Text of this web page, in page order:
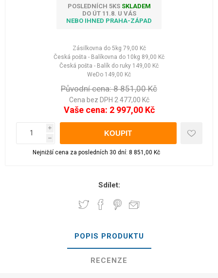
POSLEDNÍCH 5KS SKLADEM
DO ÚT 11.8. U VÁS
NEBO IHNED PRAHA-ZÁPAD
Zásilkovna do 5kg 79,00 Kč
Česká pošta - Balíkovna do 10kg 89,00 Kč
Česká pošta - Balík do ruky 149,00 Kč
WeDo 149,00 Kč
Původní cena: 8 851,00 Kč
Cena bez DPH 2 477,00 Kč
Vaše cena: 2 997,00 Kč
i
h
Nejnižší cena za posledních 30 dní: 8 851,00 Kč
Sdílet:
POPIS PRODUKTU
RECENZE